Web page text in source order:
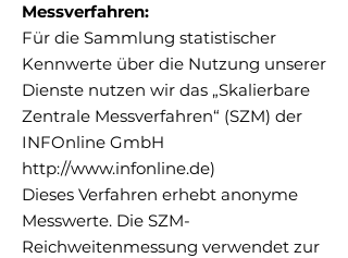
Messverfahren:
Für die Sammlung statistischer
Kennwerte über die Nutzung unserer
Dienste nutzen wir das „Skalierbare
Zentrale Messverfahren“ (SZM) der
INFOnline GmbH
http://www.infonline.de)
Dieses Verfahren erhebt anonyme
Messwerte. Die SZM-
Reichweitenmessung verwendet zur